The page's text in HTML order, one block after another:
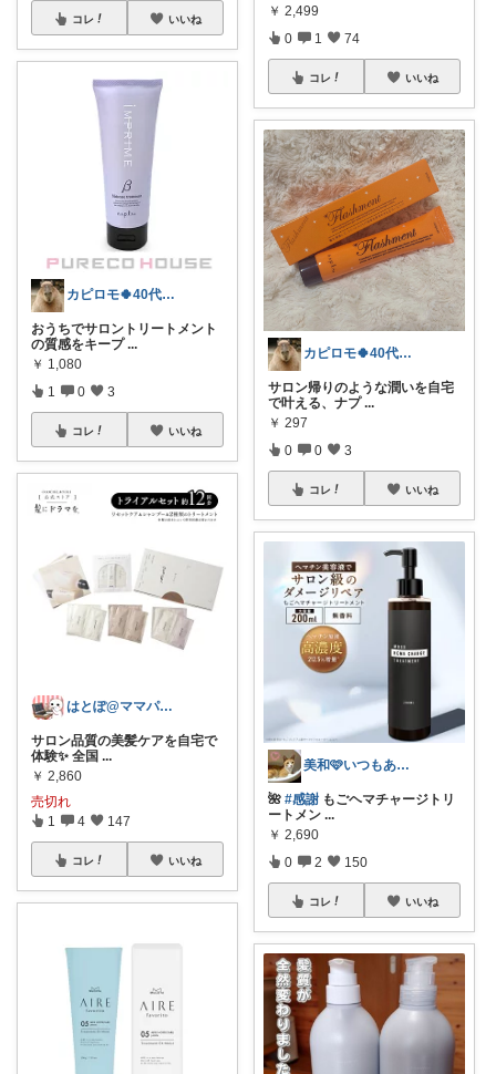
コレ いいね
カピロモ🍀40代インドア派ROOM🦥
おうちでサロントリートメント
の質感をキープ ...
￥ 1,080
1 0 3
コレ いいね
はとぽ@ママパパの神育児グッズ✨
サロン品質の美髪ケアを自宅で
体験✨ 全国 ...
￥ 2,860
売切れ
1 4 147
コレ いいね
￥ 2,499
0 1 74
コレ いいね
カピロモ🍀40代インドア派ROOM🦥
サロン帰りのような潤いを自宅
で叶える、ナプ ...
￥ 297
0 0 3
コレ いいね
美和🩷いつもありがとう
🌺 #感謝 もごヘマチャージトリ
ートメン ...
￥ 2,690
0 2 150
コレ いいね